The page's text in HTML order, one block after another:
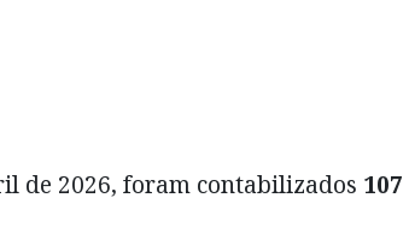
de 2026, foram contabilizados 107